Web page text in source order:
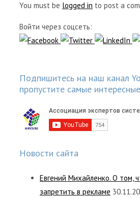
You must be logged in to post a
Войти через соцсеть:
Подпишитесь на наш канал
пропустите самые
Новости сайта
Евгений Михайленко. О том,
запретить в рекламе